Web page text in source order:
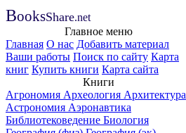
BooksShare.net
Главное меню
Главная О нас Добавить материал
Ваши работы Поиск по сайту Карта
книг Купить книги Карта сайта
Книги
Агрономия Археология Архитектура
Астрономия Аэронавтика
Библиотековедение Биология